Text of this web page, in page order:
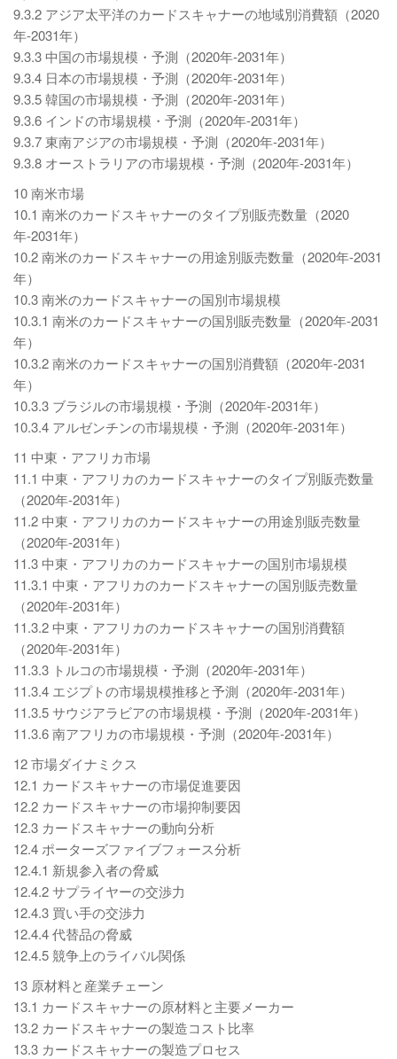
9.3.2 アジア太平洋のカードスキャナーの地域別消費額（2020
年-2031年）
9.3.3 中国の市場規模・予測（2020年-2031年）
9.3.4 日本の市場規模・予測（2020年-2031年）
9.3.5 韓国の市場規模・予測（2020年-2031年）
9.3.6 インドの市場規模・予測（2020年-2031年）
9.3.7 東南アジアの市場規模・予測（2020年-2031年）
9.3.8 オーストラリアの市場規模・予測（2020年-2031年）
10 南米市場
10.1 南米のカードスキャナーのタイプ別販売数量（2020
年-2031年）
10.2 南米のカードスキャナーの用途別販売数量（2020年-2031
年）
10.3 南米のカードスキャナーの国別市場規模
10.3.1 南米のカードスキャナーの国別販売数量（2020年-2031
年）
10.3.2 南米のカードスキャナーの国別消費額（2020年-2031
年）
10.3.3 ブラジルの市場規模・予測（2020年-2031年）
10.3.4 アルゼンチンの市場規模・予測（2020年-2031年）
11 中東・アフリカ市場
11.1 中東・アフリカのカードスキャナーのタイプ別販売数量
（2020年-2031年）
11.2 中東・アフリカのカードスキャナーの用途別販売数量
（2020年-2031年）
11.3 中東・アフリカのカードスキャナーの国別市場規模
11.3.1 中東・アフリカのカードスキャナーの国別販売数量
（2020年-2031年）
11.3.2 中東・アフリカのカードスキャナーの国別消費額
（2020年-2031年）
11.3.3 トルコの市場規模・予測（2020年-2031年）
11.3.4 エジプトの市場規模推移と予測（2020年-2031年）
11.3.5 サウジアラビアの市場規模・予測（2020年-2031年）
11.3.6 南アフリカの市場規模・予測（2020年-2031年）
12 市場ダイナミクス
12.1 カードスキャナーの市場促進要因
12.2 カードスキャナーの市場抑制要因
12.3 カードスキャナーの動向分析
12.4 ポーターズファイブフォース分析
12.4.1 新規参入者の脅威
12.4.2 サプライヤーの交渉力
12.4.3 買い手の交渉力
12.4.4 代替品の脅威
12.4.5 競争上のライバル関係
13 原材料と産業チェーン
13.1 カードスキャナーの原材料と主要メーカー
13.2 カードスキャナーの製造コスト比率
13.3 カードスキャナーの製造プロセス